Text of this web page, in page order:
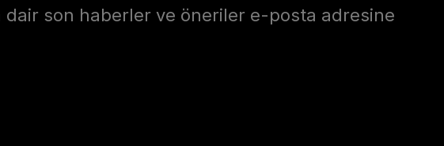
dair son haberler ve öneriler e-posta adresine